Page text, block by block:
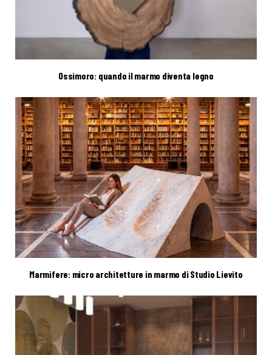
Ossimoro: quando il marmo diventa legno
Marmifere: micro architetture in marmo di Studio Lievito